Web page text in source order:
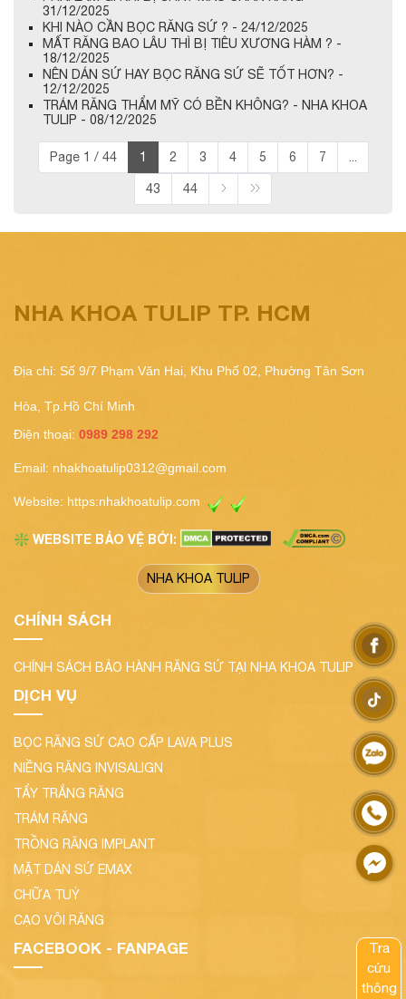
31/12/2025
KHI NÀO CẦN BỌC RĂNG SỨ ? - 24/12/2025
MẤT RĂNG BAO LÂU THÌ BỊ TIÊU XƯƠNG HÀM ? -
18/12/2025
NÊN DÁN SỨ HAY BỌC RĂNG SỨ SẼ TỐT HƠN? -
12/12/2025
TRÁM RĂNG THẨM MỸ CÓ BỀN KHÔNG? - NHA KHOA
TULIP - 08/12/2025
Page 1 / 44 1 2 3 4 5 6 7 ...
43 44
NHA KHOA TULIP TP. HCM
Địa chỉ: Số 9/7 Phạm Văn Hai, Khu Phố 02, Phường Tân Sơn
Hòa, Tp.Hồ Chí Minh
Điện thoại: 0989 298 292
Email: nhakhoatulip0312@gmail.com
Website: https:nhakhoatulip.com
❇️ WEBSITE BẢO VỆ BỞI:
NHA KHOA TULIP
CHÍNH SÁCH
CHÍNH SÁCH BẢO HÀNH RĂNG SỨ TẠI NHA KHOA TULIP
DỊCH VỤ
BỌC RĂNG SỨ CAO CẤP LAVA PLUS
NIỀNG RĂNG INVISALIGN
TẨY TRẮNG RĂNG
TRÁM RĂNG
TRỒNG RĂNG IMPLANT
MẶT DÁN SỨ EMAX
CHỮA TUỶ
CẠO VÔI RĂNG
FACEBOOK - FANPAGE
Tra
cứu
thông